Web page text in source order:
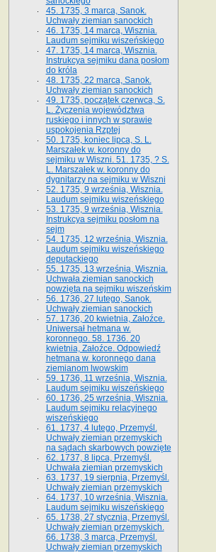
45. 1735, 3 marca, Sanok.
Uchwały ziemian sanockich
46. 1735, 14 marca, Wisznia.
Laudum sejmiku wiszeńskiego
47. 1735, 14 marca, Wisznia.
Instrukcya sejmiku dana posłom
do króla
48. 1735, 22 marca, Sanok.
Uchwały ziemian sanockich
49. 1735, początek czerwca, S.
L. Życzenia województwa
ruskiego i innych w sprawie
uspokojenia Rzptej
50. 1735, koniec lipca, S. L.
Marszałek w. koronny do
sejmiku w Wiszni. 51. 1735, ? S.
L. Marszałek w. koronny do
dygnitarzy na sejmiku w Wiszni
52. 1735, 9 września, Wisznia.
Laudum sejmiku wiszeńskiego
53. 1735, 9 września, Wisznia.
Instrukcya sejmiku posłom na
sejm
54. 1735, 12 września, Wisznia.
Laudum sejmiku wiszeńskiego
deputackiego
55. 1735, 13 września, Wisznia.
Uchwała ziemian sanockich
powzięta na sejmiku wiszeńskim
56. 1736, 27 lutego, Sanok.
Uchwały ziemian sanockich
57. 1736, 20 kwietnia, Załoźce.
Uniwersał hetmana w.
koronnego. 58. 1736. 20
kwietnia, Załoźce. Odpowiedź
hetmana w. koronnego dana
ziemianom lwowskim
59. 1736, 11 września, Wisznia.
Laudum sejmiku wiszeńskiego
60. 1736, 25 września, Wisznia.
Laudum sejmiku relacyjnego
wiszeńskiego
61. 1737, 4 lutego, Przemyśl.
Uchwały ziemian przemyskich
na sądach skarbowych powzięte
62. 1737, 8 lipca, Przemyśl.
Uchwała ziemian przemyskich
63. 1737, 19 sierpnia, Przemyśl.
Uchwały ziemian przemyskich
64. 1737, 10 września, Wisznia.
Laudum sejmiku wiszeńskiego
65. 1738, 27 stycznia, Przemyśl.
Uchwały ziemian przemyskich­­.
66. 1738, 3 marca, Przemyśl.
Uchwały ziemian przemyskich­